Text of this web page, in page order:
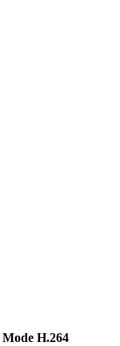
Mode H.264